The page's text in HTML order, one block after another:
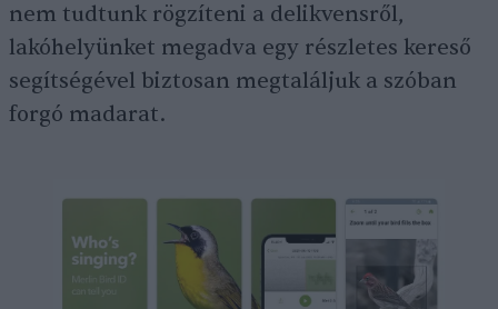
nem tudtunk rögzíteni a delikvensről,
lakóhelyünket megadva egy részletes kereső
segítségével biztosan megtaláljuk a szóban
forgó madarat.